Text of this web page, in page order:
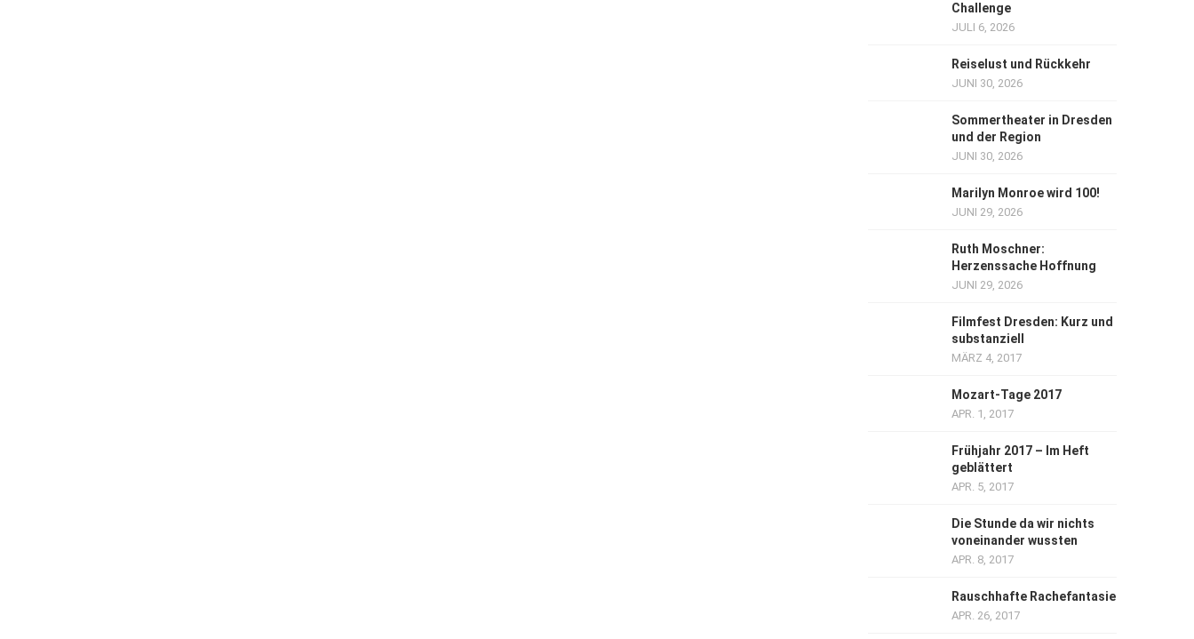
Challenge
JULI 6, 2026
Reiselust und Rückkehr
JUNI 30, 2026
Sommertheater in Dresden
und der Region
JUNI 30, 2026
Marilyn Monroe wird 100!
JUNI 29, 2026
Ruth Moschner:
Herzenssache Hoffnung
JUNI 29, 2026
Filmfest Dresden: Kurz und
substanziell
MÄRZ 4, 2017
Mozart-Tage 2017
APR. 1, 2017
Frühjahr 2017 – Im Heft
geblättert
APR. 5, 2017
Die Stunde da wir nichts
voneinander wussten
APR. 8, 2017
Rauschhafte Rachefantasie
APR. 26, 2017